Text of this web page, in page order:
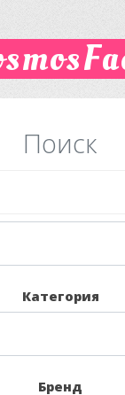
Поиск
Категория
Бренд